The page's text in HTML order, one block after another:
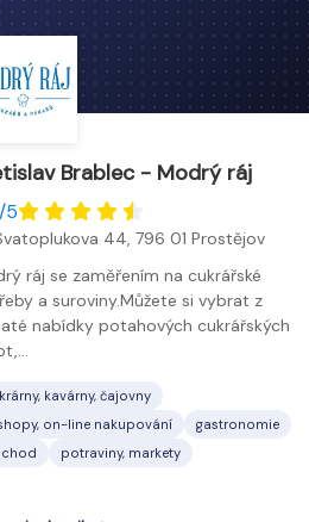
Brablec - Modrý ráj
5
44, 796 01 Prostějov
ráj se zaměřením na cukrářské
a suroviny.Můžete si vybrat z
nabídky potahových cukrářských
kavárny, čajovny
on-line nakupování
gastronomie
potraviny, markety